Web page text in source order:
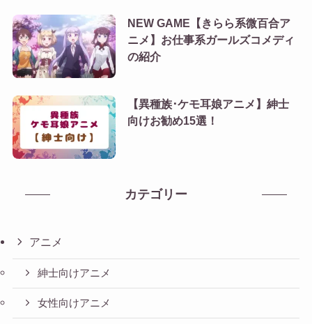
NEW GAME【きらら系微百合ア
ニメ】お仕事系ガールズコメディ
の紹介
【異種族･ケモ耳娘アニメ】紳士
向けお勧め15選！
カテゴリー
アニメ
紳士向けアニメ
女性向けアニメ